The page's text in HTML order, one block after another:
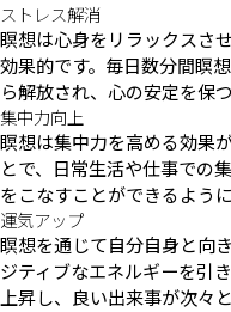
ストレス解消
瞑想は心身をリラックスさ
効果的です。毎日数分間瞑
ら解放され、心の安定を保
集中力向上
瞑想は集中力を高める効果
とで、日常生活や仕事での
をこなすことができるように
運気アップ
瞑想を通じて自分自身と向
ジティブなエネルギーを引
上昇し、良い出来事が次々